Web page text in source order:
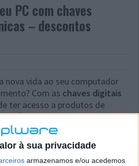
à sua privacidade
armazenamos e/ou acedemos
PC com chaves
– descontos
nova vida ao seu computador
Com as chaves digitais
ter acesso a produtos de
Transforme o seu
centro de desempenho com
A hora é agora!